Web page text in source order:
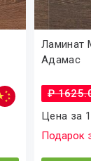
Ламинат
Адамас
₽
Цена за
Подарок